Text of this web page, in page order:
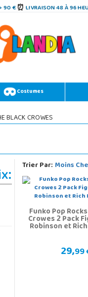
90 € LIVRAISON 48 À 96
Costumes
BLACK CROWES
Trier Par: Moins
Funko Pop
Crowes 2 Pack
Robinson et
29,99